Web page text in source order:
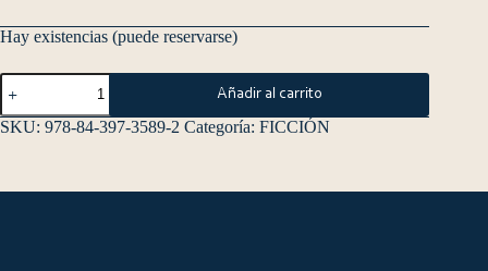
Hay existencias (puede reservarse)
Añadir al carrito
SKU: 978-84-397-3589-2 Categoría: FICCIÓN